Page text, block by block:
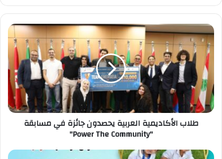
طلاب
الأكاديمية
العربية
يحصدون
جائزة
في
مسابقة
"Power
The
Community"
طلاب الأكاديمية العربية يحصدون جائزة في مسابقة
"Power The Community"
وزارة